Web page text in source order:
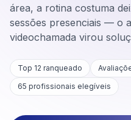
área, a rotina costuma
sessões presenciais — o
videochamada virou
Top 12 ranqueado
65 profissionais elegíveis